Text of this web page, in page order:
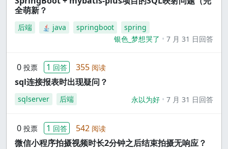
全萌新？
后端 java springboot
spring
银色_梦想哭了
7 月 31 日回答
0 投票 1 回答 355 阅读
sql连接报表时出现疑问？
sqlserver 后端 永以为好 7 月 31 日回答
0 投票 1 回答 542 阅读
微信小程序拍摄视频时长2分钟之后结束拍摄无响应？